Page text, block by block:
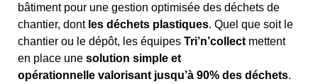
bâtiment pour une gestion optimisée des déchets de
chantier, dont les déchets plastiques. Quel que soit le
chantier ou le dépôt, les équipes Tri’n’collect mettent
en place une solution simple et
opérationnelle valorisant jusqu’à 90% des déchets.